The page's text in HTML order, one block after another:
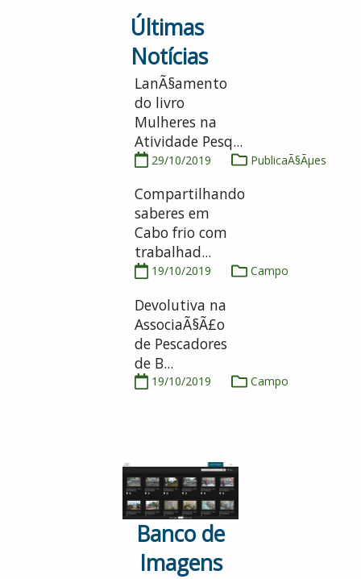
Últimas
Notícias
LanÃ§amento
do livro
Mulheres na
Atividade Pesq...
29/10/2019 PublicaÃ§Ãµes
Compartilhando
saberes em
Cabo frio com
trabalhad...
19/10/2019 Campo
Devolutiva na
AssociaÃ§Ã£o
de Pescadores
de B...
19/10/2019 Campo
Banco de
Imagens